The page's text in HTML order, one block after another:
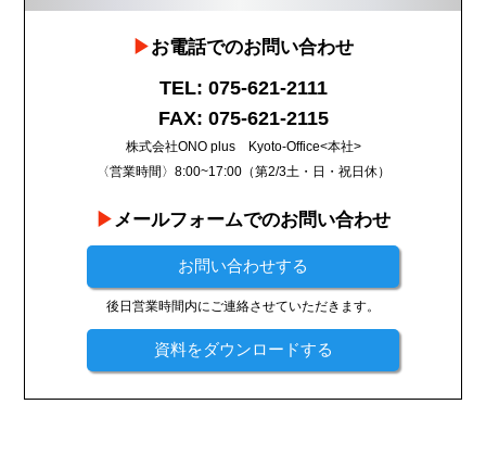
お電話でのお問い合わせ
TEL: 075-621-2111
FAX: 075-621-2115
株式会社ONO plus Kyoto-Office<本社>
〈営業時間〉8:00~17:00（第2/3土・日・祝日休）
メールフォームでのお問い合わせ
お問い合わせする
後日営業時間内にご連絡させていただきます。
資料をダウンロードする